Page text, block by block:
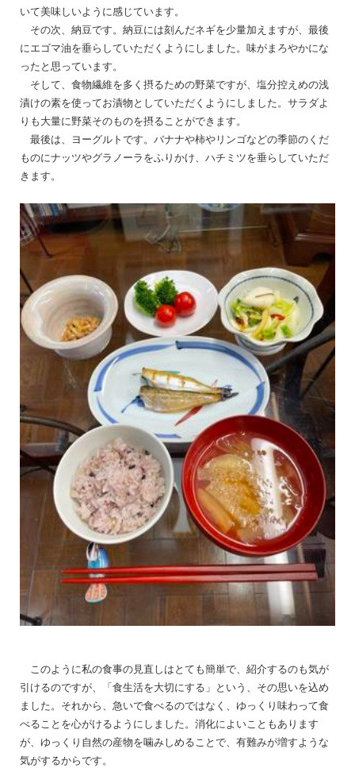
いて美味しいように感じています。
その次、納豆です。納豆には刻んだネギを少量加えますが、最後
にエゴマ油を垂らしていただくようにしました。味がまろやかにな
ったと思っています。
そして、食物繊維を多く摂るための野菜ですが、塩分控えめの浅
漬けの素を使ってお漬物としていただくようにしました。サラダよ
りも大量に野菜そのものを摂ることができます。
最後は、ヨーグルトです。バナナや柿やリンゴなどの季節のくだ
ものにナッツやグラノーラをふりかけ、ハチミツを垂らしていただ
きます。
このように私の食事の見直しはとても簡単で、紹介するのも気が
引けるのですが、「食生活を大切にする」という、その思いを込め
ました。それから、急いで食べるのではなく、ゆっくり味わって食
べることを心がけるようにしました。消化によいこともあります
が、ゆっくり自然の産物を噛みしめることで、有難みが増すような
気がするからです。